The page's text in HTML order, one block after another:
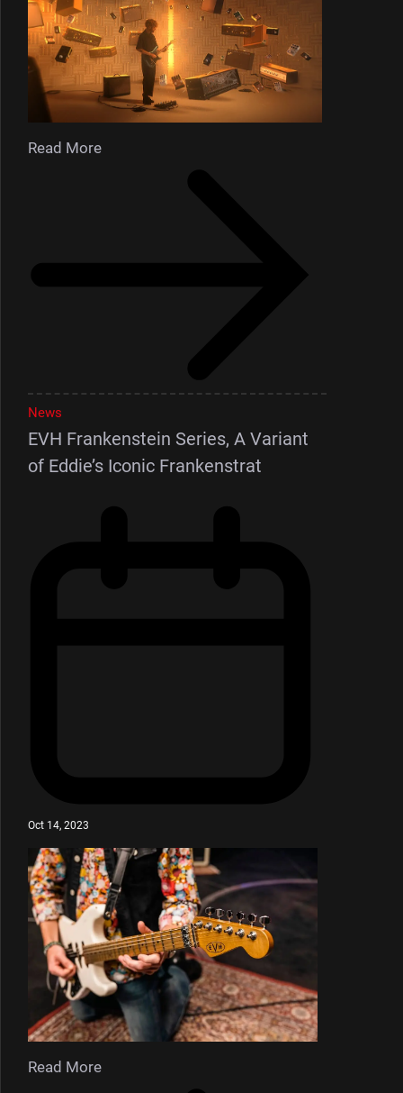
Read More
News
EVH Frankenstein Series, A Variant
of Eddie’s Iconic Frankenstrat
Oct 14, 2023
Read More